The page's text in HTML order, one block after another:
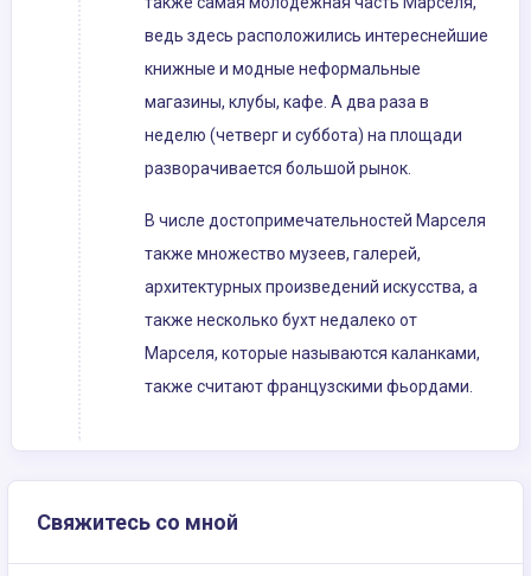
ведь здесь расположились интереснейшие
книжные и модные неформальные
магазины, клубы, кафе. А два раза в
неделю (четверг и суббота) на площади
разворачивается большой рынок.
В числе достопримечательностей Марселя
также множество музеев, галерей,
архитектурных произведений искусства, а
также несколько бухт недалеко от
Марселя, которые называются каланками,
также считают французскими фьордами.
Свяжитесь со мной